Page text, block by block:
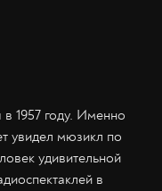
в 1957 году. Именно
увидел мюзикл по
удивительной
в